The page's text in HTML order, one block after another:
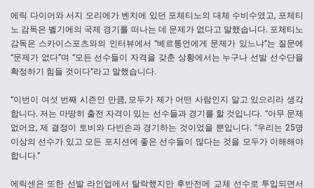
에릭 다이어와 서지 오리에가 벤치에 있던 포체티노의 대체 수비수였고, 포체티
노 감독은 벨기에의 국제 경기를 떠나는 데 문제가 없다고 말했습니다. 포체티노
감독은 스카이스포츠와의 인터뷰에서 “베르통언에게 문제가 있느냐”는 질문에
“문제가 없다”며 “모든 선수들이 자격을 갖춘 상황에서는 누구나 선발 선수단을
확정하기 힘들 것이다”라고 말했습니다.
“이번이 여섯 번째 시즌인 만큼, 모두가 제가 어떤 사람인지 알고 있으리라 생각
합니다. 저는 마땅히 출전 자격이 있는 선수들과 경기를 할 것입니다. “아무 문제
없어요, 제 결정이 토비와 다빈손과 경기하는 것이었을 뿐입니다. “우리는 25명
이상의 선수가 있고 모든 포지션에 좋은 선수들이 많다는 것을 모두가 이해해야
합니다.”
에릭센은 또한 선발 라인업에서 탈락했지만 후반전에 교체 선수로 투입되면서